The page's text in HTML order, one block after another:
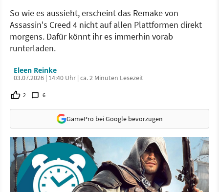
So wie es aussieht, erscheint das Remake von
Assassin's Creed 4 nicht auf allen Plattformen direkt
morgens. Dafür könnt ihr es immerhin vorab
runterladen.
Eleen Reinke
03.07.2026 | 14:40 Uhr | ca. 2 Minuten Lesezeit
2 6
GamePro bei Google bevorzugen